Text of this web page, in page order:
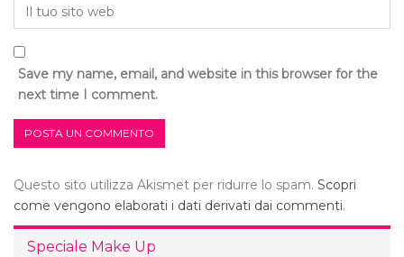
Save my name, email, and website in this browser for the
next time I comment.
Questo sito utilizza Akismet per ridurre lo spam. Scopri
come vengono elaborati i dati derivati dai commenti.
Speciale Make Up